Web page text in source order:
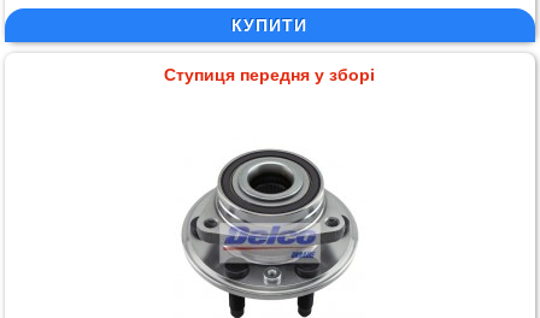
КУПИТИ
Ступиця передня у зборі